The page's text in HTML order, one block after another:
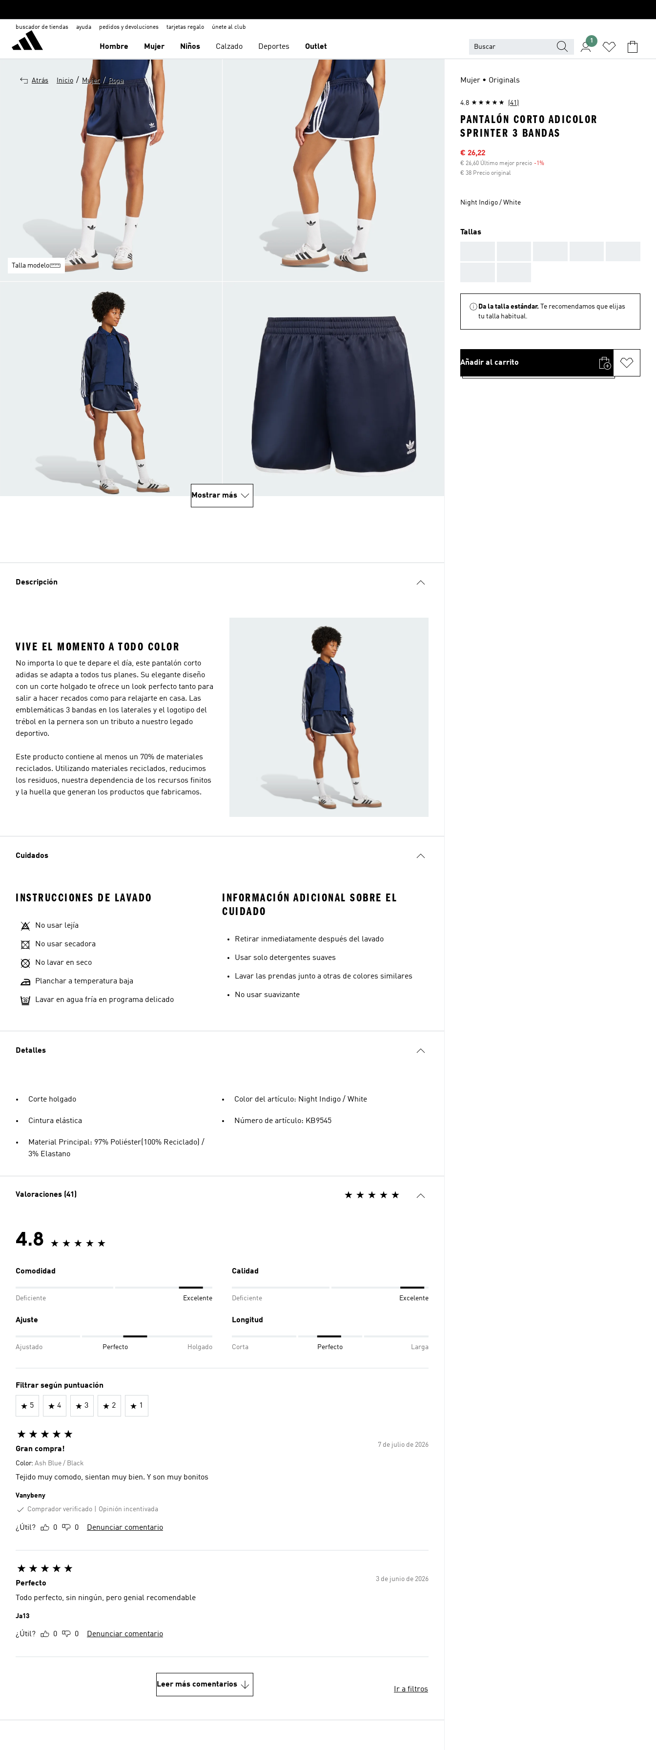
buscador de tiendas ayuda pedidos y devoluciones tarjetas regalo únete al club
Hombre Mujer Niños Calzado Deportes Outlet
1
Atrás Inicio / Mujer / Ropa
Talla modelo
Mostrar más
Descripción
VIVE EL MOMENTO A TODO COLOR
No importa lo que te depare el día, este pantalón corto
adidas se adapta a todos tus planes. Su elegante diseño
con un corte holgado te ofrece un look perfecto tanto para
salir a hacer recados como para relajarte en casa. Las
emblemáticas 3 bandas en los laterales y el logotipo del
trébol en la pernera son un tributo a nuestro legado
deportivo.
Este producto contiene al menos un 70% de materiales
reciclados. Utilizando materiales reciclados, reducimos
los residuos, nuestra dependencia de los recursos finitos
y la huella que generan los productos que fabricamos.
Cuidados
INSTRUCCIONES DE LAVADO
No usar lejía
No usar secadora
No lavar en seco
Planchar a temperatura baja
Lavar en agua fría en programa delicado
INFORMACIÓN ADICIONAL SOBRE EL
CUIDADO
Retirar inmediatamente después del lavado
Usar solo detergentes suaves
Lavar las prendas junto a otras de colores similares
No usar suavizante
Detalles
Corte holgado
Cintura elástica
Material Principal: 97% Poliéster(100% Reciclado) /
3% Elastano
Color del artículo: Night Indigo / White
Número de artículo: KB9545
Valoraciones (41)
4.8
Comodidad
Deficiente Excelente
Calidad
Deficiente Excelente
Ajuste
Ajustado Perfecto Holgado
Longitud
Corta Perfecto Larga
Filtrar según puntuación
5 4 3 2 1
7 de julio de 2026
Gran compra!
Color: Ash Blue / Black
Tejido muy comodo, sientan muy bien. Y son muy bonitos
Vanybeny
Comprador verificado
Opinión incentivada
¿Útil? 0 0 Denunciar comentario
3 de junio de 2026
Perfecto
Todo perfecto, sin ningún, pero genial recomendable
Ja13
¿Útil? 0 0 Denunciar comentario
Leer más comentarios
Ir a filtros
Mujer • Originals
4.8 (41)
PANTALÓN CORTO ADICOLOR
SPRINTER 3 BANDAS
Precio rebajado
€ 26,22
€ 26,60 Último mejor precio -1%
€ 38 Precio original
Night Indigo / White
Tallas
Da la talla estándar.
Te recomendamos que elijas
tu talla habitual.
Añadir al carrito